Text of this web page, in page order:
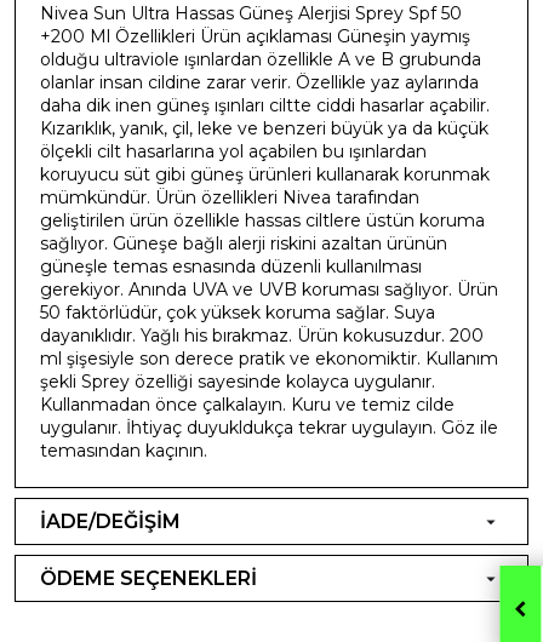
Nivea Sun Ultra Hassas Güneş Alerjisi Sprey Spf 50
+200 Ml Özellikleri Ürün açıklaması Güneşin yaymış
olduğu ultraviole ışınlardan özellikle A ve B grubunda
olanlar insan cildine zarar verir. Özellikle yaz aylarında
daha dik inen güneş ışınları ciltte ciddi hasarlar açabilir.
Kızarıklık, yanık, çil, leke ve benzeri büyük ya da küçük
ölçekli cilt hasarlarına yol açabilen bu ışınlardan
koruyucu süt gibi güneş ürünleri kullanarak korunmak
mümkündür. Ürün özellikleri Nivea tarafından
geliştirilen ürün özellikle hassas ciltlere üstün koruma
sağlıyor. Güneşe bağlı alerji riskini azaltan ürünün
güneşle temas esnasında düzenli kullanılması
gerekiyor. Anında UVA ve UVB koruması sağlıyor. Ürün
50 faktörlüdür, çok yüksek koruma sağlar. Suya
dayanıklıdır. Yağlı his bırakmaz. Ürün kokusuzdur. 200
ml şişesiyle son derece pratik ve ekonomiktir. Kullanım
şekli Sprey özelliği sayesinde kolayca uygulanır.
Kullanmadan önce çalkalayın. Kuru ve temiz cilde
uygulanır. İhtiyaç duyukldukça tekrar uygulayın. Göz ile
temasından kaçının.
İADE/DEĞİŞİM
ÖDEME SEÇENEKLERİ